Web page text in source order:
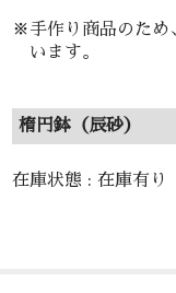
※手作り商品のため
います。
楕円鉢（辰砂）
在庫状態 : 在庫有り